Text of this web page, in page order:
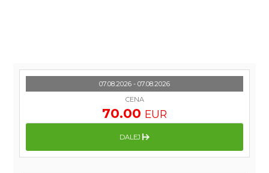
07.08.2026 - 07.08.2026
CENA
70.00 EUR
DALEJ